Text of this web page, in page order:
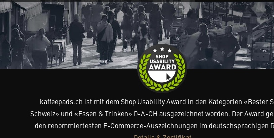
kaffeepads.ch ist mit dem Shop Usability Award in den Kategorien «Bester
Schweiz» und «Essen & Trinken» D-A-CH ausgezeichnet worden. Der Award
den renommiertesten E-Commerce-Auszeichnungen im deutschsprachigen